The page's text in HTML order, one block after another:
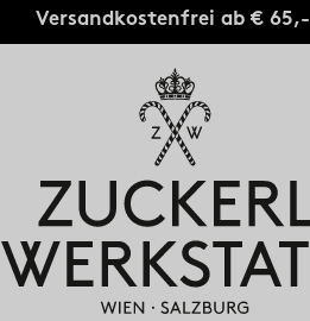
Versandkostenfrei ab € 65,-